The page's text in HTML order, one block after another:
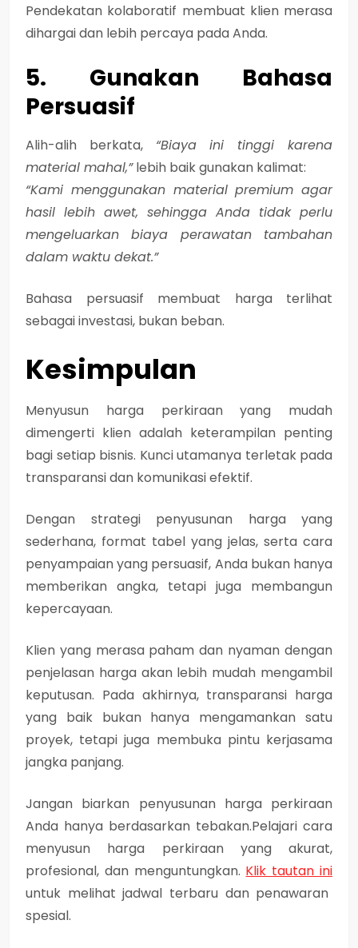
Pendekatan kolaboratif membuat klien merasa
dihargai dan lebih percaya pada Anda.
5. Gunakan Bahasa
Persuasif
Alih-alih berkata, “Biaya ini tinggi karena
material mahal,”lebih baik gunakan kalimat:
“Kami menggunakan material premium agar
hasil lebih awet, sehingga Anda tidak perlu
mengeluarkan biaya perawatan tambahan
dalam waktu dekat.”
Bahasa persuasif membuat harga terlihat
sebagaiinvestasi, bukan beban.
Kesimpulan
Menyusun harga perkiraan yang mudah
dimengerti klien adalah keterampilan penting
bagi setiap bisnis. Kunci utamanya terletak pada
transparansidan komunikasi efektif.
Dengan strategi penyusunan harga yang
sederhana, format tabel yang jelas, serta cara
penyampaian yang persuasif, Anda bukan hanya
memberikan angka, tetapi juga membangun
kepercayaan.
Klien yang merasa paham dan nyaman dengan
penjelasan harga akan lebih mudah mengambil
keputusan. Pada akhirnya, transparansi harga
yang baik bukan hanya mengamankan satu
proyek, tetapi juga membuka pintu kerjasama
jangka panjang.
Jangan biarkan penyusunan harga perkiraan
Anda hanya berdasarkan tebakan.Pelajari cara
menyusun harga perkiraan yang akurat,
profesional, dan menguntungkan. Klik tautan ini
untuk melihat jadwal terbaru dan penawaran
spesial.